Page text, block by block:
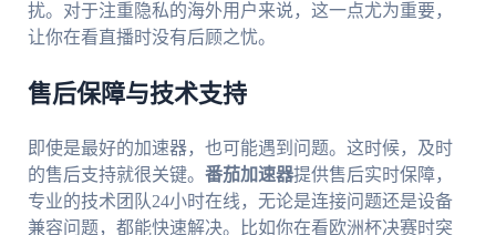
扰。对于注重隐私的海外用户来说，这一点尤为重要，
让你在看直播时没有后顾之忧。
售后保障与技术支持
即使是最好的加速器，也可能遇到问题。这时候，及时
的售后支持就很关键。 番茄加速器提供售后实时保障，
专业的技术团队24小时在线，无论是连接问题还是设备
兼容问题，都能快速解决。比如你在看欧洲杯决赛时突